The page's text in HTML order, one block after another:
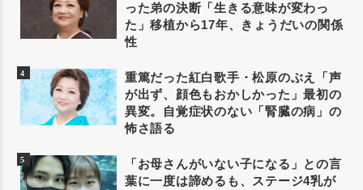
った弟の決断「生きる意味が変わっ
た」移植から17年、きょうだいの関係
性
重篤だった紅白歌手・松原のぶえ「声
が出ず、顔色もおかしかった」最初の
異変。自覚症状のない「腎臓の病」の
怖さ語る
「お母さんがいない子になる」との言
葉に一度は諦めるも、ステージ4乳が